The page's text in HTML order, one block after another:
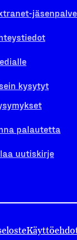
kysytyt
palautetta
uutiskirje